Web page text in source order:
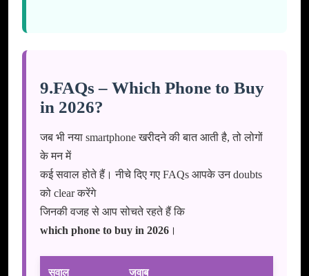
9.FAQs – Which Phone to Buy
in 2026?
जब भी नया smartphone खरीदने की बात आती है, तो लोगों
के मन में
कई सवाल होते हैं। नीचे दिए गए FAQs आपके उन doubts
को clear करेंगे
जिनकी वजह से आप सोचते रहते हैं कि
which phone to buy in 2026 ।
सवाल जवाब